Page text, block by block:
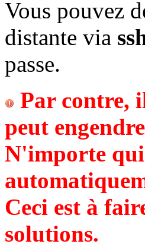
Vous pouvez
distante via
passe.
Par contre,
peut
N'importe qui
Ceci est à
solutions.